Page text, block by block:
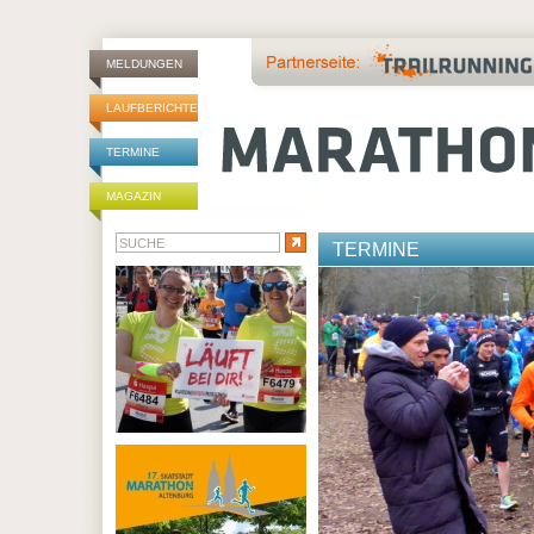
MELDUNGEN
LAUFBERICHTE
TERMINE
MAGAZIN
TERMINE